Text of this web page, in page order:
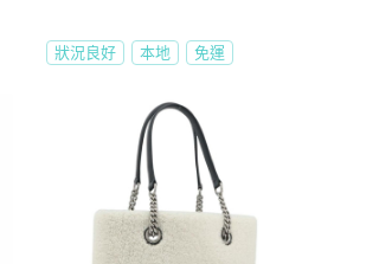
狀況良好 本地 免運